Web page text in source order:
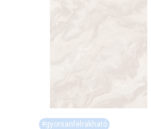
#gyorsanfelrakható